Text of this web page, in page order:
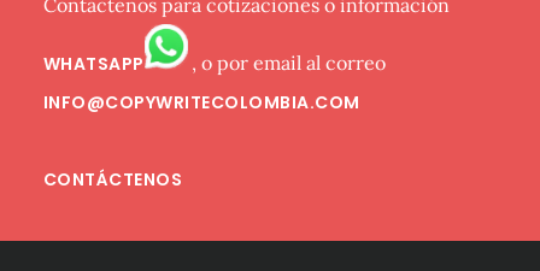
Contáctenos para cotizaciones o información
WHATSAPP
, o por email al correo
INFO@COPYWRITECOLOMBIA.COM
CONTÁCTENOS